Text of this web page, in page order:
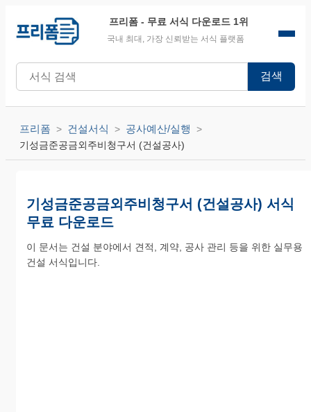
프리폼 - 무료 서식 다운로드 1위
국내 최대, 가장 신뢰받는 서식 플랫폼
검색
프리폼 건설서식 공사예산/실행
기성금준공금외주비청구서 (건설공사)
기성금준공금외주비청구서 (건설공사) 서식
무료 다운로드
이 문서는 건설 분야에서 견적, 계약, 공사 관리 등을 위한 실무용
건설 서식입니다.